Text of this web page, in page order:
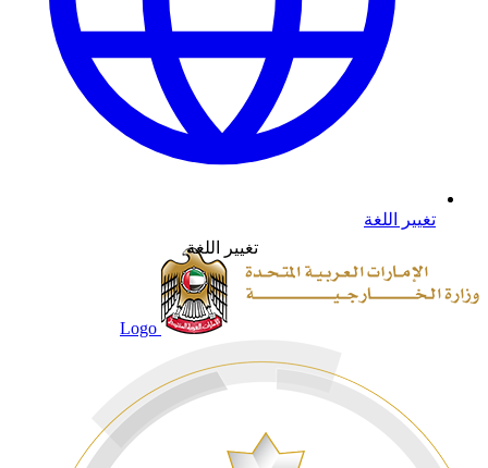
تغيير اللغة
تغيير اللغة
Logo